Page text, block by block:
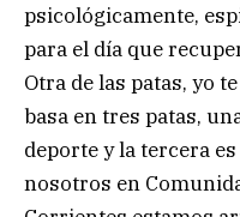
psicológicamente,
para el día que
Otra de las patas, yo
basa en tres patas,
deporte y la tercera
nosotros en